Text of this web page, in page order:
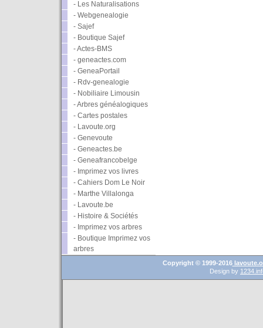
- Les Naturalisations
- Webgenealogie
- Sajef
- Boutique Sajef
- Actes-BMS
- geneactes.com
- GeneaPortail
- Rdv-genealogie
- Nobiliaire Limousin
- Arbres généalogiques
- Cartes postales
- Lavoute.org
- Genevoute
- Geneactes.be
- Geneafrancobelge
- Imprimez vos livres
- Cahiers Dom Le Noir
- Marthe Villalonga
- Lavoute.be
- Histoire & Sociétés
- Imprimez vos arbres
- Boutique Imprimez vos
arbres
Copyright © 1999-2016
Design by